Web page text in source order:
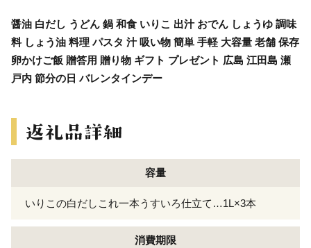
醤油 白だし うどん 鍋 和食 いりこ 出汁 おでん しょうゆ 調味
料 しょう油 料理 パスタ 汁 吸い物 簡単 手軽 大容量 老舗 保存
卵かけご飯 贈答用 贈り物 ギフト プレゼント 広島 江田島 瀬
戸内 節分の日 バレンタインデー
容量
いりこの白だしこれ一本うすいろ仕立て…1L×3本
消費期限